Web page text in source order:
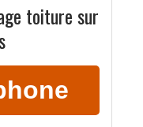
toiture sur